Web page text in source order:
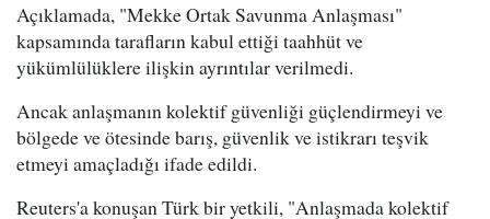
Açıklamada, "Mekke Ortak Savunma Anlaşması"
kapsamında tarafların kabul ettiği taahhüt ve
yükümlülüklere ilişkin ayrıntılar verilmedi.
Ancak anlaşmanın kolektif güvenliği güçlendirmeyi ve
bölgede ve ötesinde barış, güvenlik ve istikrarı teşvik
etmeyi amaçladığı ifade edildi.
Reuters'a konuşan Türk bir yetkili, "Anlaşmada kolektif